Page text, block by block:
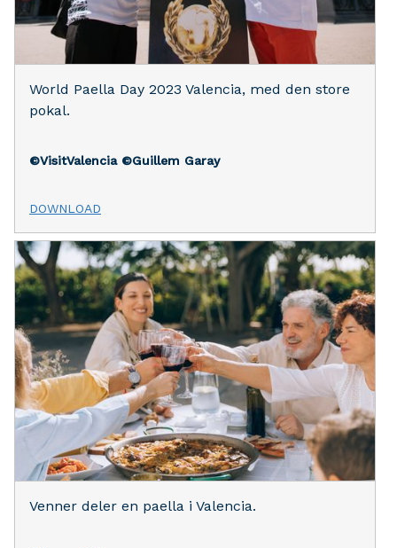
World Paella Day 2023 Valencia, med den store
pokal.
©VisitValencia ©Guillem Garay
DOWNLOAD
Venner deler en paella i Valencia.